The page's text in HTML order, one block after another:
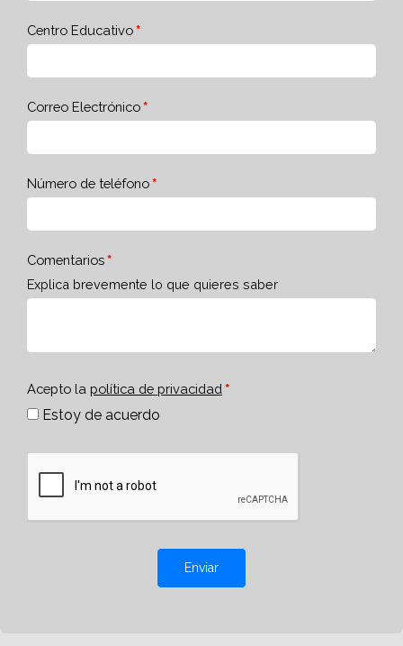
Centro Educativo
Correo Electrónico
Número de teléfono
Comentarios
Explica brevemente lo que quieres saber
Acepto la política de privacidad
Estoy de acuerdo
Enviar